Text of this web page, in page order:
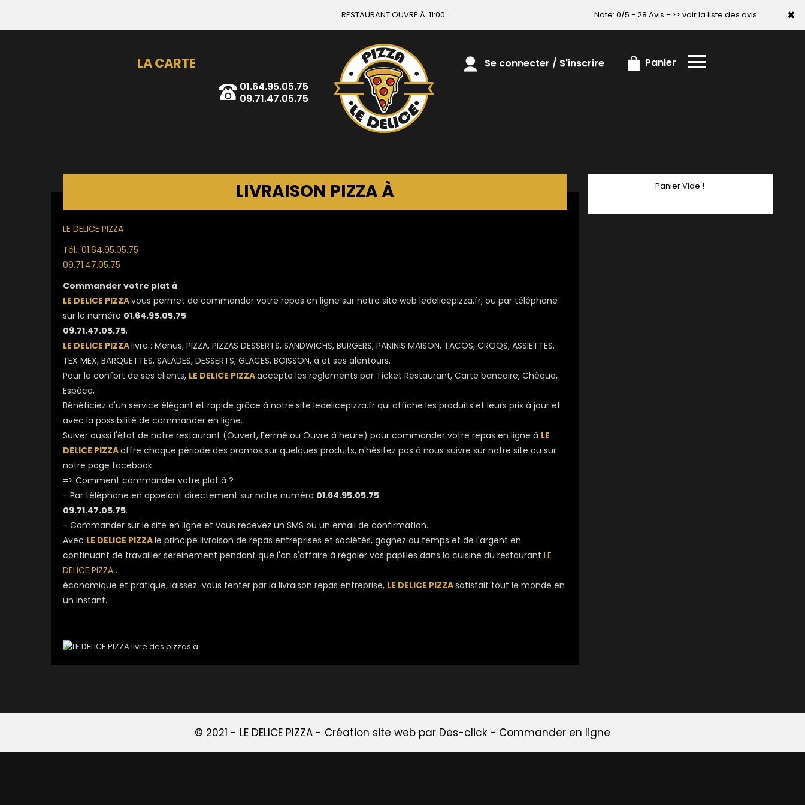
×
RESTAURANT OUVRE Ã 11:00 Note: 0/5 - 28 Avis - >> voir la liste des avis
LA CARTE
09.71.47.05.75
Se connecter / S'inscrire Panier
×
LIVRAISON PIZZA À
LE DELICE PIZZA
Tél.: 01.64.95.05.75
09.71.47.05.75
Commander votre plat à
LE DELICE PIZZAvous permet de commander votre repas en ligne sur notre site web ledelicepizza.fr, ou par téléphone
sur le numéro 01.64.95.05.75
09.71.47.05.75.
LE DELICE PIZZAlivre : Menus, PIZZA, PIZZAS DESSERTS, SANDWICHS, BURGERS, PANINIS MAISON, TACOS, CROQS, ASSIETTES,
TEX MEX, BARQUETTES, SALADES, DESSERTS, GLACES, BOISSON, à et ses alentours.
Pour le confort de ses clients, LE DELICE PIZZAaccepte les règlements par Ticket Restaurant, Carte bancaire, Chèque,
Espèce, .
Bénéficiez d'un service élégant et rapide grâce à notre site ledelicepizza.fr qui affiche les produits et leurs prix à jour et
avec la possibilité de commander en ligne.
Suiver aussi l'état de notre restaurant (Ouvert, Fermé ou Ouvre à heure) pour commander votre repas en ligne à LE
DELICE PIZZAoffre chaque période des promos sur quelques produits, n'hésitez pas à nous suivre sur notre site ou sur
notre page facebook.
=> Comment commander votre plat à ?
- Par téléphone en appelant directement sur notre numéro 01.64.95.05.75
09.71.47.05.75.
- Commander sur le site en ligne et vous recevez un SMS ou un email de confirmation.
Avec LE DELICE PIZZAle principe livraison de repas entreprises et sociétés, gagnez du temps et de l'argent en
continuant de travailler sereinement pendant que l'on s'affaire à régaler vos papilles dans la cuisine du restaurant LE
DELICE PIZZA .
économique et pratique, laissez-vous tenter par la livraison repas entreprise, LE DELICE PIZZAsatisfait tout le monde en
un instant.
Panier Vide !
© 2021 - LE DELICE PIZZA - Création site web par Des-click - Commander en ligne